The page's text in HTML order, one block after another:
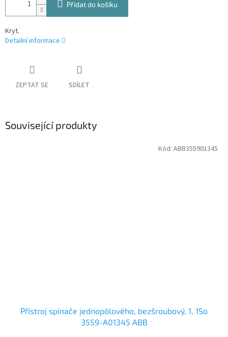
Přidat do košíku
Kryt.
Detailní informace
ZEPTAT SE SDÍLET
Související produkty
Přístroj spínače jednopólového, bezšroubový, 1, 1So
3559-A01345 ABB
Kód: ABB355901345